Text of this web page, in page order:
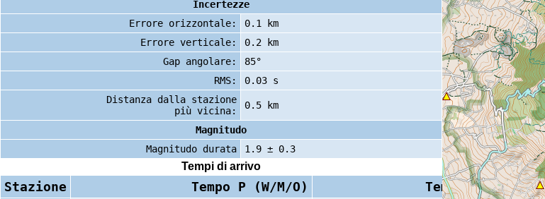
Incertezze
Errore orizzontale:
0.1 km
Errore verticale:
0.2 km
Gap angolare:
85°
RMS:
0.03 s
Distanza dalla stazione
più vicina:
0.5 km
Magnitudo
Magnitudo durata
1.9 ± 0.3
Tempi di arrivo
Stazione Tempo P (W/M/O) Tempo S (W/M/O)